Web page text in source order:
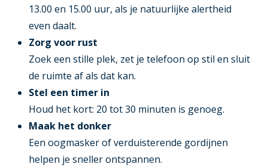
13.00 en 15.00 uur, als je natuurlijke alertheid
even daalt.
Zorg voor rust
Zoek een stille plek, zet je telefoon op stil en sluit
de ruimte af als dat kan.
Stel een timer in
Houd het kort: 20 tot 30 minuten is genoeg.
Maak het donker
Een oogmasker of verduisterende gordijnen
helpen je sneller ontspannen.